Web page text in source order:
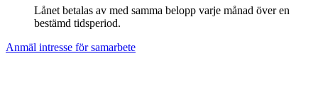
Lånet betalas av med samma belopp varje månad över en
bestämd tidsperiod.
Anmäl intresse för samarbete